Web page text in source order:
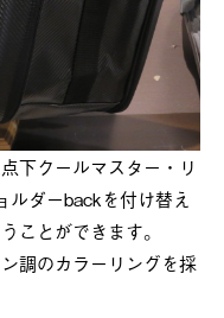
下クールマスター・リ
ルダーbackを付け替え
ことができます。
調のカラーリングを採